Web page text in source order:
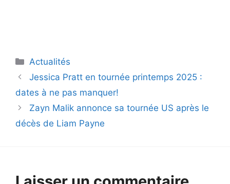
Catégories
Actualités
Jessica Pratt en tournée printemps 2025 :
dates à ne pas manquer!
Zayn Malik annonce sa tournée US après le
décès de Liam Payne